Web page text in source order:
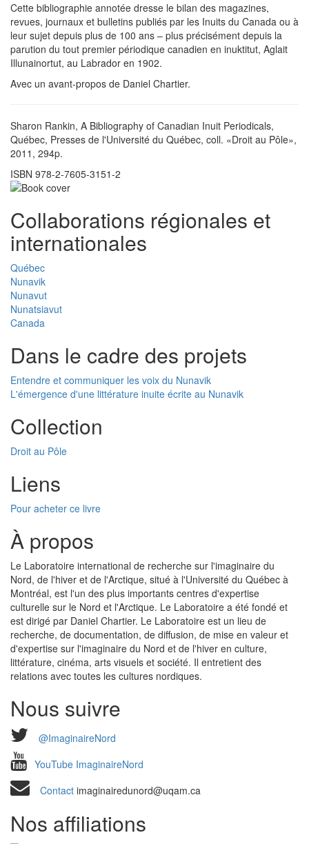
Cette bibliographie annotée dresse le bilan des magazines,
revues, journaux et bulletins publiés par les Inuits du Canada ou à
leur sujet depuis plus de 100 ans – plus précisément depuis la
parution du tout premier périodique canadien en inuktitut, Aglait
Illunainortut, au Labrador en 1902.
Avec un avant-propos de Daniel Chartier.
Sharon Rankin, A Bibliography of Canadian Inuit Periodicals,
Québec, Presses de l'Université du Québec, coll. «Droit au Pôle»,
2011, 294p.
ISBN 978-2-7605-3151-2
Collaborations régionales et
internationales
Québec
Nunavik
Nunavut
Nunatsiavut
Canada
Dans le cadre des projets
Entendre et communiquer les voix du Nunavik
L'émergence d'une littérature inuite écrite au Nunavik
Collection
Droit au Pôle
Liens
Pour acheter ce livre
À propos
Le Laboratoire international de recherche sur l'imaginaire du
Nord, de l'hiver et de l'Arctique, situé à l'Université du Québec à
Montréal, est l'un des plus importants centres d'expertise
culturelle sur le Nord et l'Arctique. Le Laboratoire a été fondé et
est dirigé par Daniel Chartier. Le Laboratoire est un lieu de
recherche, de documentation, de diffusion, de mise en valeur et
d'expertise sur l'imaginaire du Nord et de l'hiver en culture,
littérature, cinéma, arts visuels et société. Il entretient des
relations avec toutes les cultures nordiques.
Nous suivre
@ImaginaireNord
YouTube ImaginaireNord
Contact imaginairedunord@uqam.ca
Nos affiliations